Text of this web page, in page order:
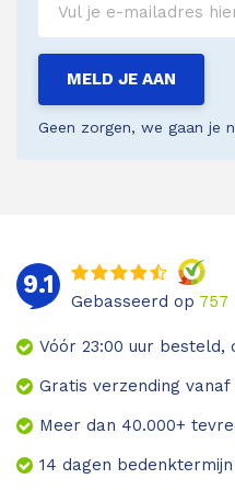
Geen zorgen, we gaan je
MELD JE AAN
9.1
Gebasseerd op 757
Vóór 23:00 uur besteld,
Gratis verzending vanaf
Meer dan 40.000+
14 dagen bedenktermijn